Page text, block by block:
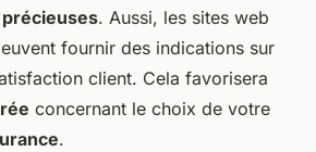
. Aussi, les sites web
fournir des indications sur
client. Cela favorisera
concernant le choix de votre
.